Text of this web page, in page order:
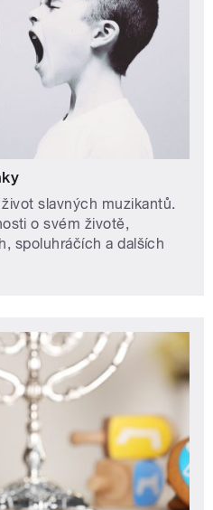
slavných muzikantů.
o svém životě,
spoluhráčích a dalších